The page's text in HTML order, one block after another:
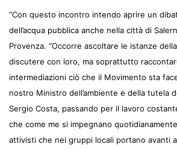
“Con questo incontro intendo aprire un
dell’acqua pubblica anche nella città di
Provenza. “Occorre ascoltare le istanze
discutere con loro, ma soprattutto
intermediazioni ciò che il Movimento sta
nostro Ministro dell’ambiente e della tutela
Sergio Costa, passando per il lavoro
che come me si impegnano
attivisti che nei gruppi locali portano avanti